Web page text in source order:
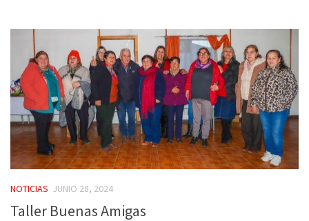
NOTICIAS JUNIO 28, 2024
Taller Buenas Amigas